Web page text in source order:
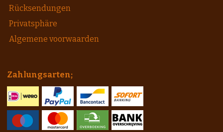
Rücksendungen
Privatsphäre
Algemene voorwaarden
Zahlungsarten;